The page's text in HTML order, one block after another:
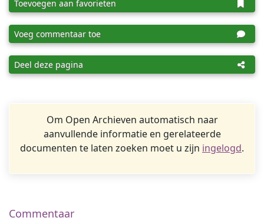
Toevoegen aan favorieten
Voeg commentaar toe
Deel deze pagina
Om Open Archieven automatisch naar
aanvullende informatie en gerelateerde
documenten te laten zoeken moet u zijn ingelogd.
Commentaar